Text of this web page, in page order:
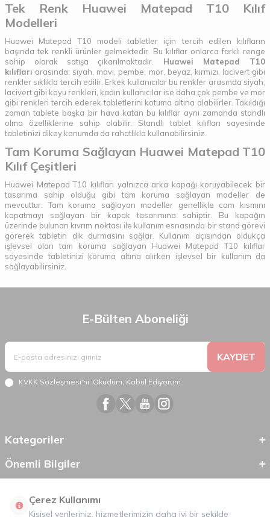
Tek Renk Huawei Matepad T10 Kılıf
Modelleri
Huawei Matepad T10 modeli tabletler için tercih edilen kılıfların
başında tek renkli ürünler gelmektedir. Bu kılıflar onlarca farklı renge
sahip olarak satışa çıkarılmaktadır. Huawei Matepad T10
kılıfları arasında; siyah, mavi, pembe, mor, beyaz, kırmızı, lacivert gibi
renkler sıklıkla tercih edilir. Erkek kullanıcılar bu renkler arasında siyah,
lacivert gibi koyu renkleri, kadın kullanıcılar ise daha çok pembe ve mor
gibi renkleri tercih ederek tabletlerini kotuma altına alabilirler. Takıldığı
zaman tablete başka bir hava katan bu kılıflar aynı zamanda standlı
olma özelliklerine sahip olabilir. Standlı tablet kılıfları sayesinde
tabletinizi dikey konumda da rahatlıkla kullanabilirsiniz.
Tam Koruma Sağlayan Huawei Matepad T10
Kılıf Çeşitleri
Huawei Matepad T10 kılıfları yalnızca arka kapağı koruyabilecek bir
tasarıma sahip olduğu gibi tam koruma sağlayan modeller de
mevcuttur. Tam koruma sağlayan modeller genellikle cam kısmını
kapatmayı sağlayan bir kapak tasarımına sahiptir. Bu kapağın
üzerinde bulunan kıvrım noktası ile kullanım esnasında bir stand görevi
görerek tabletin dik durmasını sağlar. Kullanım açısından oldukça
işlevsel olan tam koruma sağlayan Huawei Matepad T10 kılıflar
sayesinde tabletinizi koruma altına alırken işlevsel bir kullanım da
sağlayabilirsiniz.
E-Bülten Aboneliği
KAYDET
KVKK Sözleşmesi'ni, Okudum, Kabul Ediyorum.
Kategoriler
Önemli Bilgiler
Çerez Kullanımı
Kişisel verileriniz, hizmetlerimizin daha iyi bir şekilde